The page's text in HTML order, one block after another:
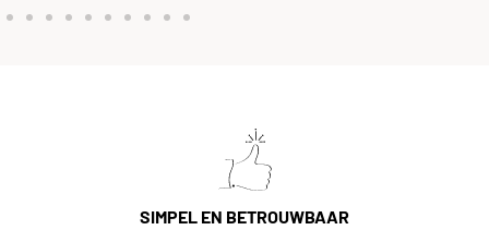
SIMPEL EN BETROUWBAAR